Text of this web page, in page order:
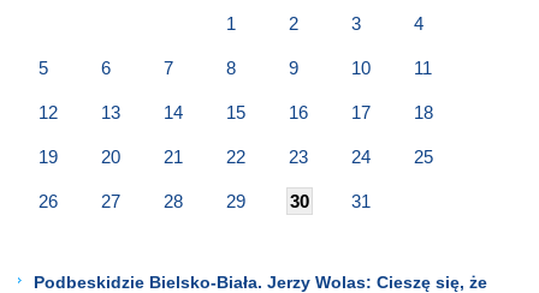
1 2 3 4
5 6 7 8 9 10 11
12 13 14 15 16 17 18
19 20 21 22 23 24 25
26 27 28 29 30 31
Podbeskidzie Bielsko-Biała. Jerzy Wolas: Cieszę się, że